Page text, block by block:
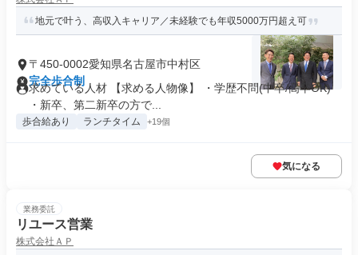
地元で叶う、高収入キャリア／未経験でも年収5000万円超え可
〒450-0002愛知県名古屋市中村区
完全歩合制
求めている人材 【求める人物像】 ・学歴不問(中卒/高卒OK)
・新卒、第二新卒の方で...
歩合給あり ランチタイム +19個
気になる
業務委託
リユース営業
株式会社ＡＰ